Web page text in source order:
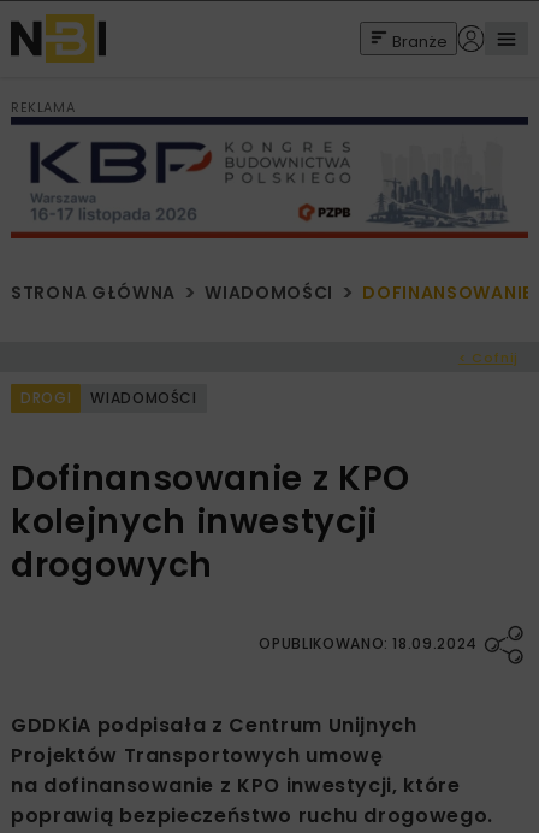
Branże
REKLAMA
STRONA GŁÓWNA WIADOMOŚCI DOFINANSOWANIE
< Cofnij
DROGI WIADOMOŚCI
Dofinansowanie z KPO
kolejnych inwestycji
drogowych
OPUBLIKOWANO: 18.09.2024
GDDKiA podpisała z Centrum Unijnych
Projektów Transportowych umowę
na dofinansowanie z KPO inwestycji, które
poprawią bezpieczeństwo ruchu drogowego.